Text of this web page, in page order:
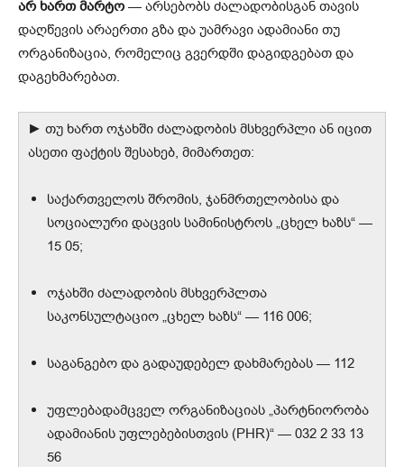
არ ხართ მარტო— არსებობს ძალადობისგან თავის
დაღწევის არაერთი გზა და უამრავი ადამიანი თუ
ორგანიზაცია, რომელიც გვერდში დაგიდგებათ და
დაგეხმარებათ.
► თუ ხართ ოჯახში ძალადობის მსხვერპლი ან იცით
ასეთი ფაქტის შესახებ, მიმართეთ:
საქართველოს შრომის, ჯანმრთელობისა და
სოციალური დაცვის სამინისტროს „ცხელ ხაზს“ —
15 05;
ოჯახში ძალადობის მსხვერპლთა
საკონსულტაციო „ცხელ ხაზს“ — 116 006;
საგანგებო და გადაუდებელ დახმარებას — 112
უფლებადამცველ ორგანიზაციას „პარტნიორობა
ადამიანის უფლებებისთვის (PHR)“ — 032 2 33 13
56